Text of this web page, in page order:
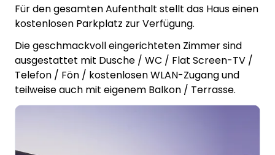
Für den gesamten Aufenthalt stellt das Haus einen
kostenlosen Parkplatz zur Verfügung.
Die geschmackvoll eingerichteten Zimmer sind
ausgestattet mit Dusche / WC / Flat Screen-TV /
Telefon / Fön / kostenlosen WLAN-Zugang und
teilweise auch mit eigenem Balkon / Terrasse.